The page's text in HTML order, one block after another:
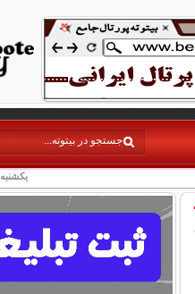
یکشنبه, ۱۸ مرداد